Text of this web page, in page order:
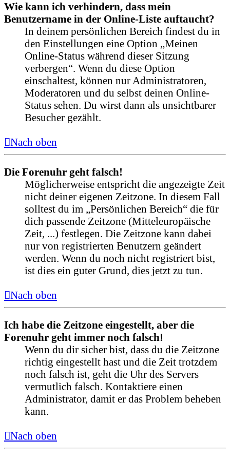
Wie kann ich verhindern, dass mein
Benutzername in der Online-Liste auftaucht?
In deinem persönlichen Bereich findest du in
den Einstellungen eine Option „Meinen
Online-Status während dieser Sitzung
verbergen“. Wenn du diese Option
einschaltest, können nur Administratoren,
Moderatoren und du selbst deinen Online-
Status sehen. Du wirst dann als unsichtbarer
Besucher gezählt.
Nach oben
Die Forenuhr geht falsch!
Möglicherweise entspricht die angezeigte Zeit
nicht deiner eigenen Zeitzone. In diesem Fall
solltest du im „Persönlichen Bereich“ die für
dich passende Zeitzone (Mitteleuropäische
Zeit, ...) festlegen. Die Zeitzone kann dabei
nur von registrierten Benutzern geändert
werden. Wenn du noch nicht registriert bist,
ist dies ein guter Grund, dies jetzt zu tun.
Nach oben
Ich habe die Zeitzone eingestellt, aber die
Forenuhr geht immer noch falsch!
Wenn du dir sicher bist, dass du die Zeitzone
richtig eingestellt hast und die Zeit trotzdem
noch falsch ist, geht die Uhr des Servers
vermutlich falsch. Kontaktiere einen
Administrator, damit er das Problem beheben
kann.
Nach oben